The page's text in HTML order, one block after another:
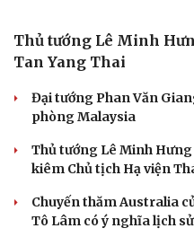
Thủ tướng Lê Minh
Tan Yang Thai
Đại tướng Phan Văn
phòng Malaysia
Thủ tướng Lê Minh Hưng
kiêm Chủ tịch Hạ viện
Chuyến thăm Australia
Tô Lâm có ý nghĩa lịch